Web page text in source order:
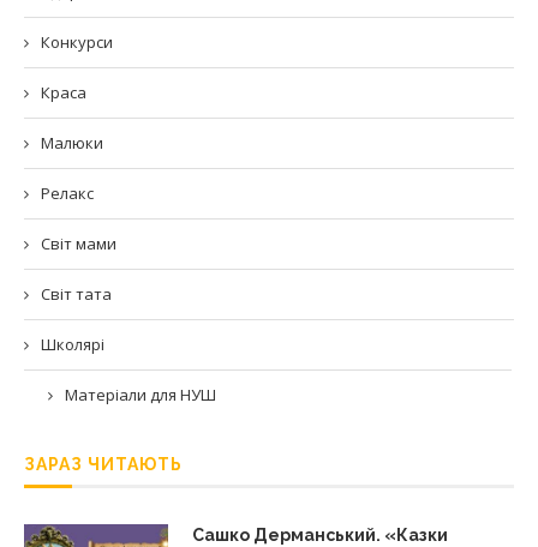
Конкурси
Краса
Малюки
Релакс
Світ мами
Світ тата
Школярі
Матеріали для НУШ
ЗАРАЗ ЧИТАЮТЬ
Сашко Дерманський. «Казки